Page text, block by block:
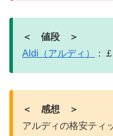
＜ 値段 ＞
Aldi（アルディ）
：
＜ 感想 ＞
アルディの格安ティ